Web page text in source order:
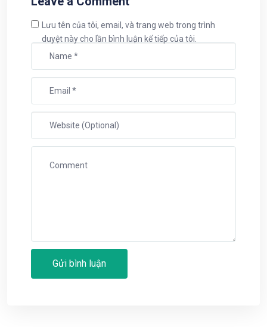
Lưu tên của tôi, email, và trang web trong trình
duyệt này cho lần bình luận kế tiếp của tôi.